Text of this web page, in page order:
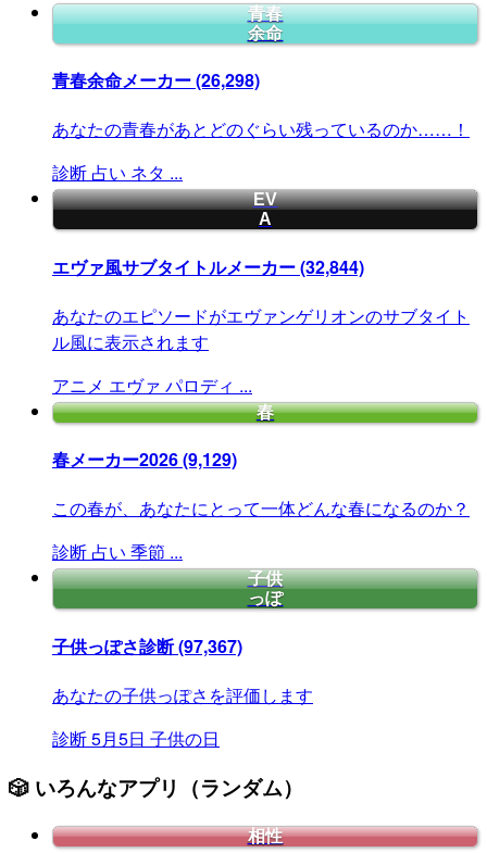
青春
余命
青春余命メーカー(26,298)
あなたの青春があとどのぐらい残っているのか……！
診断 占い ネタ ...
EV
A
エヴァ風サブタイトルメーカー(32,844)
あなたのエピソードがエヴァンゲリオンのサブタイト
ル風に表示されます
アニメ エヴァ パロディ ...
春
春メーカー2026(9,129)
この春が、あなたにとって一体どんな春になるのか？
診断 占い 季節 ...
子供
っぽ
子供っぽさ診断(97,367)
あなたの子供っぽさを評価します
診断5月5日 子供の日
🎲 いろんなアプリ（ランダム）
相性